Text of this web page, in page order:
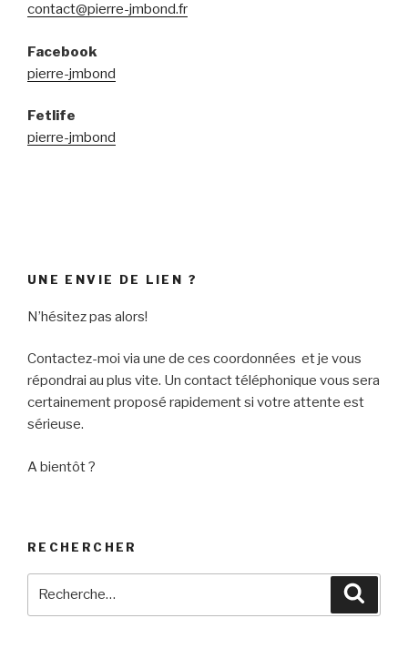
contact@pierre-jmbond.fr
Facebook
pierre-jmbond
Fetlife
pierre-jmbond
UNE ENVIE DE LIEN ?
N’hésitez pas alors!
Contactez-moi via une de ces coordonnées et je vous
répondrai au plus vite. Un contact téléphonique vous sera
certainement proposé rapidement si votre attente est
sérieuse.
A bientôt ?
RECHERCHER